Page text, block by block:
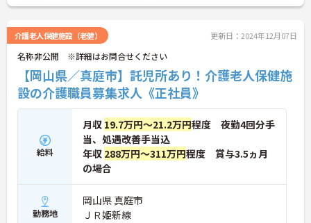
介護老人保健施設（老健） 更新日：2024年12月07日
名称非公開 ※詳細はお問合せください
【岡山県／真庭市】託児所あり！介護老人保健施
設の介護職員募集求人《正社員》
給料
月収 19.7万円～21.2万円程度 夜勤4回分手
当、処遇改善手当込
年収 288万円～311万円程度 賞与3.5ヵ月
の場合
勤務地
岡山県 真庭市
ＪＲ姫新線